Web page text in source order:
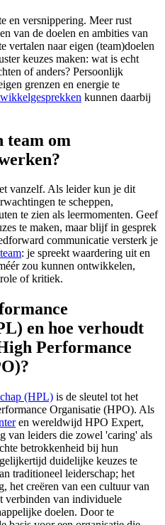
en versnippering. Meer rust
van de doelen en ambities van
vertalen naar eigen (team)doelen
keuzes maken: wat is echt
of anders? Persoonlijk
grenzen en energie te
kunnen daarbij
team om
vanzelf. Als leider kun je dit
te scheppen,
te zien als leermomenten. Geef
te maken, maar blijf in gesprek
communicatie versterk je
: je spreekt waardering uit en
zou kunnen ontwikkelen,
of kritiek.
en hoe verhoudt
Performance
(HPL) is de sleutel tot het
Organisatie (HPO). Als
en wereldwijd HPO Expert,
van leiders die zowel 'caring' als
betrokkenheid bij hun
duidelijke keuzes te
traditioneel leiderschap; het
het creëren van een cultuur van
verbinden van individuele
doelen. Door te